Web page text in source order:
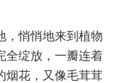
，悄悄地来到植物
全绽放，一瓣连着
烟花，又像毛茸茸